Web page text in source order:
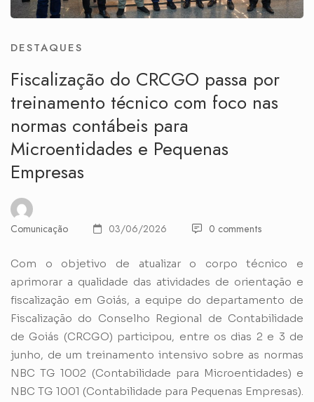
DESTAQUES
Fiscalização do CRCGO passa por
treinamento técnico com foco nas
normas contábeis para
Microentidades e Pequenas
Empresas
Comunicação 03/06/2026 0 comments
Com o objetivo de atualizar o corpo técnico e
aprimorar a qualidade das atividades de orientação e
fiscalização em Goiás, a equipe do departamento de
Fiscalização do Conselho Regional de Contabilidade
de Goiás (CRCGO) participou, entre os dias 2 e 3 de
junho, de um treinamento intensivo sobre as normas
NBC TG 1002 (Contabilidade para Microentidades) e
NBC TG 1001 (Contabilidade para Pequenas Empresas).